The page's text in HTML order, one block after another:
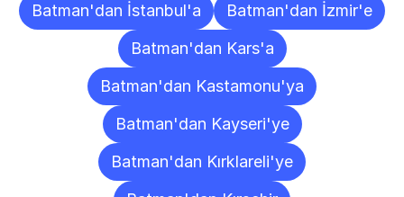
Batman'dan İstanbul'a
Batman'dan İzmir'e
Batman'dan Kars'a
Batman'dan Kastamonu'ya
Batman'dan Kayseri'ye
Batman'dan Kırklareli'ye